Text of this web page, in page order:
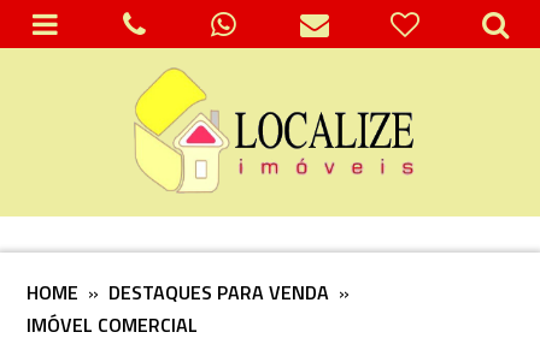
HOME » DESTAQUES PARA VENDA »
IMÓVEL COMERCIAL